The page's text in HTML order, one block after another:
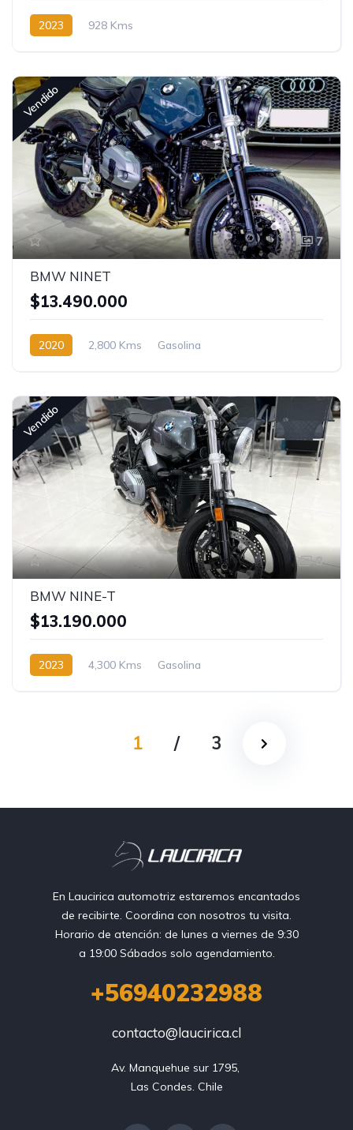
2023 928 Kms
Vendido
7
BMW NINET
$13.490.000
2020 2,800 Kms Gasolina
Vendido
8
BMW NINE-T
$13.190.000
2023 4,300 Kms Gasolina
1 / 3
En Laucirica automotriz estaremos encantados
de recibirte. Coordina con nosotros tu visita.
Horario de atención: de lunes a viernes de 9:30
a 19:00 Sábados solo agendamiento.
+56940232988
contacto@laucirica.cl
Av. Manquehue sur 1795,
Las Condes. Chile